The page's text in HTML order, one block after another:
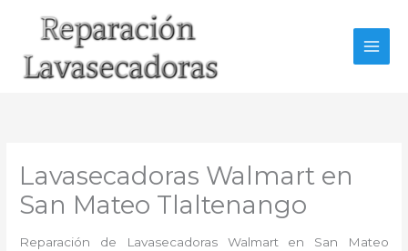
Lavasecadoras Walmart en
San Mateo Tlaltenango
Reparación de Lavasecadoras Walmart en San Mateo